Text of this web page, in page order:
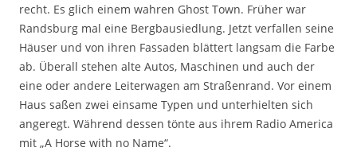
recht. Es glich einem wahren Ghost Town. Früher war
Randsburg mal eine Bergbausiedlung. Jetzt verfallen seine
Häuser und von ihren Fassaden blättert langsam die Farbe
ab. Überall stehen alte Autos, Maschinen und auch der
eine oder andere Leiterwagen am Straßenrand. Vor einem
Haus saßen zwei einsame Typen und unterhielten sich
angeregt. Während dessen tönte aus ihrem Radio America
mit „A Horse with no Name“.